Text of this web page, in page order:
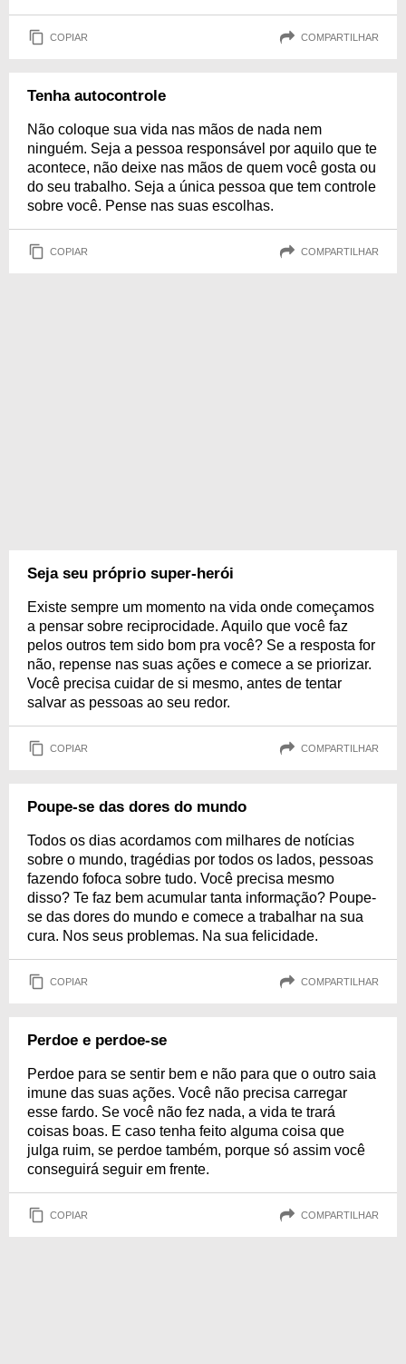
COPIAR COMPARTILHAR
Tenha autocontrole
Não coloque sua vida nas mãos de nada nem
ninguém. Seja a pessoa responsável por aquilo que te
acontece, não deixe nas mãos de quem você gosta ou
do seu trabalho. Seja a única pessoa que tem controle
sobre você. Pense nas suas escolhas.
COPIAR COMPARTILHAR
Seja seu próprio super-herói
Existe sempre um momento na vida onde começamos
a pensar sobre reciprocidade. Aquilo que você faz
pelos outros tem sido bom pra você? Se a resposta for
não, repense nas suas ações e comece a se priorizar.
Você precisa cuidar de si mesmo, antes de tentar
salvar as pessoas ao seu redor.
COPIAR COMPARTILHAR
Poupe-se das dores do mundo
Todos os dias acordamos com milhares de notícias
sobre o mundo, tragédias por todos os lados, pessoas
fazendo fofoca sobre tudo. Você precisa mesmo
disso? Te faz bem acumular tanta informação? Poupe-
se das dores do mundo e comece a trabalhar na sua
cura. Nos seus problemas. Na sua felicidade.
COPIAR COMPARTILHAR
Perdoe e perdoe-se
Perdoe para se sentir bem e não para que o outro saia
imune das suas ações. Você não precisa carregar
esse fardo. Se você não fez nada, a vida te trará
coisas boas. E caso tenha feito alguma coisa que
julga ruim, se perdoe também, porque só assim você
conseguirá seguir em frente.
COPIAR COMPARTILHAR